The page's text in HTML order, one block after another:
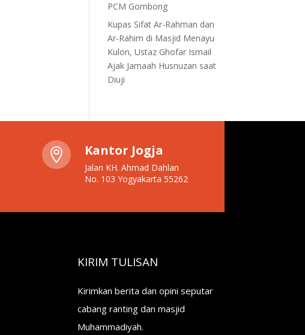
PCM Gombong
Kupas Sifat Ar-Rahman dan
Ar-Rahim di Masjid Menayu
Kulon, Ustaz Ghofar Ismail
Ajak Jamaah Husnuzan saat
Diuji
 Kantor Jogja
Jalan KH. Ahmad Dahlan
No. 103 Yogyakarta 55262
KIRIM TULISAN
Kirimkan berita dan opini seputar
cabang ranting dan masjid
Muhammadiyah.